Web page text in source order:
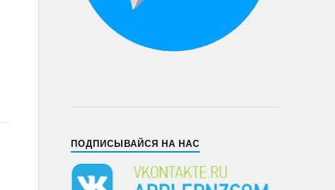
ПОДПИСЫВАЙСЯ НА НАС